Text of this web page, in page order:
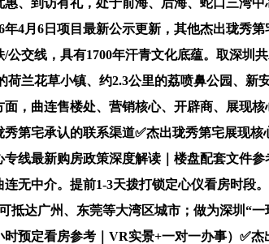
年4月6日项目最新公示更新，其他杰出珑秀
公交线，具有1700年汗青文化底蕴。取深
荷兰花草小镇、约2.3公里的荔喷鼻公园、
，曲连售楼处、营销核心、开辟商、展现
第宅承认的联系渠道✅杰出珑秀第宅展现
线最新购房政策深度解读｜楼盘配套文件
无中介。提前1-3天拨打锁定心仪看房时段
抵达广州、东莞等大湾区城市；做为深圳“
预定看房参考｜VR实景+一对一办事）✅